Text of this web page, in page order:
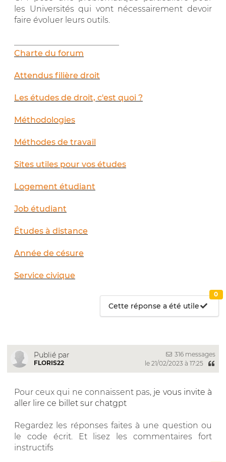
les Universités qui vont nécessairement devoir
faire évoluer leurs outils.
Charte du forum
Attendus filière droit
Les études de droit, c'est quoi ?
Méthodologies
Méthodes de travail
Sites utiles pour vos études
Logement étudiant
Job étudiant
Études à distance
Année de césure
Service civique
Cette réponse a été utile
0
Publié par
FLORIS22
316 messages
le 21/02/2023 à 17:25
Pour ceux qui ne connaissent pas, je vous invite à
aller lire ce billet sur chatgpt
Regardez les réponses faites à une question ou
le code écrit. Et lisez les commentaires fort
instructifs